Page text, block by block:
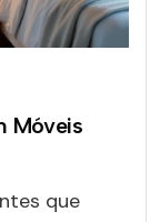
Móveis
que